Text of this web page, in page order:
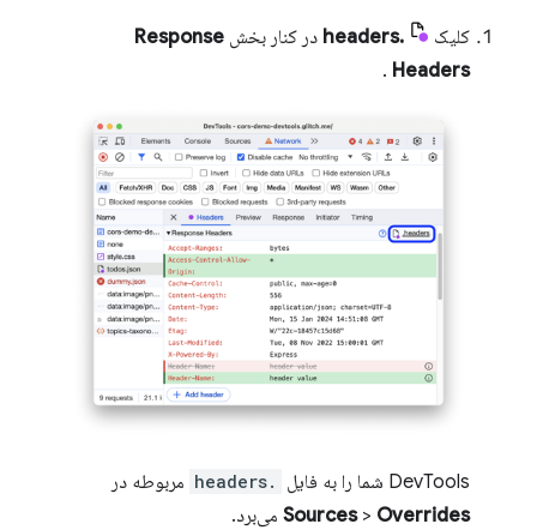
کلیک .headers در کنار بخش Response
Headers
.
DevTools شما را به فایل .headers
مربوطه در
Sources> Overrides
می‌برد.